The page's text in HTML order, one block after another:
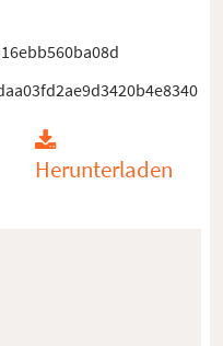
Herunterladen